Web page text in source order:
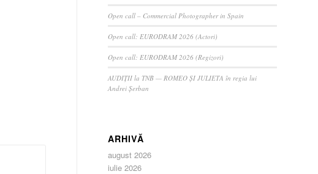
Open call – Commercial Photographer in Spain
Open call: EURODRAM 2026 (Actori)
Open call: EURODRAM 2026 (Regizori)
AUDIȚII la TNB — ROMEO ȘI JULIETA în regia lui
Andrei Șerban
ARHIVĂ
august 2026
iulie 2026